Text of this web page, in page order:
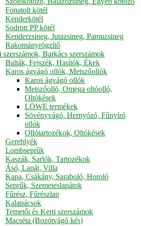
Fonatolt kötél
Kenderkötél
Sodrott PP kötél
Kenderzsineg, Jutazsineg, Pamuzsineg
Rakományrögzítő
szerszámok, Barkács szerszámok
Balták, Fejszék, Hasítók, Ékek
Karos ágvágó ollók, Metszőollók
Karos ágvágó ollók
Metszőolló, Omega oltóolló,
Oltókések
LÖWE termékek
Sövényvágó, Hernyózó, Fűnyíró
ollók
Ollótartozékok, Oltókések
Gereblyék
Lombseprűk
Kaszák, Sarlók, Tartozékok
Ásó, Lapát, Villa
Kapa, Csákány, Saraboló, Horoló
Seprűk, Szemeteslapátok
Fűrész, Fűrészlap
Kalapácsok
Temetői és Kerti szerszámok
Macséta (Bozótvágó kés)